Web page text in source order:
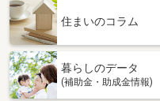
住まいのコラム
暮らしのデータ
(補助金・助成金情報)